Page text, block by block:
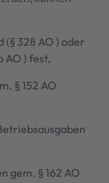
(§ 328 AO ) oder
AO ) fest,
§ 152 AO
gem. § 162 AO